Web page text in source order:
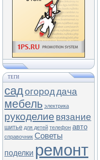
ТЕГИ
садогороддача
мебель электрика
рукоделие вязание
шитье для детей телефон авто
справочник Советы
поделки ремонт